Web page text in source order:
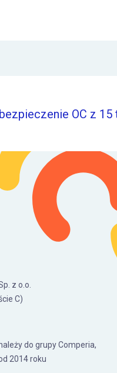
OC z
z o.o.
C)
do grupy Comperia,
2014 roku